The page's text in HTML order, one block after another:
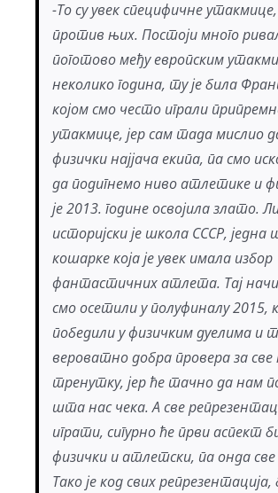
-То су увек специфичне
против њих. Постоји много
поготово међу европским
неколико година, ту је била
којом смо често играли
утакмице, јер сам тада мислио
физички најјача екипа, па смо
да подигнемо ниво атлетике и
је 2013. године освојила злато.
историјски је школа СССР, једна
кошарке која је увек имала избор
фантастичних атлета. Тај
смо осетили у полуфиналу 2015,
победили у физичким дуелима и
вероватно добра провера за све
тренутку, јер ће тачно да нам
шта нас чека. А све
играти, сигурно ће први аспект
физички и атлетски, па онда
Тако је код свих